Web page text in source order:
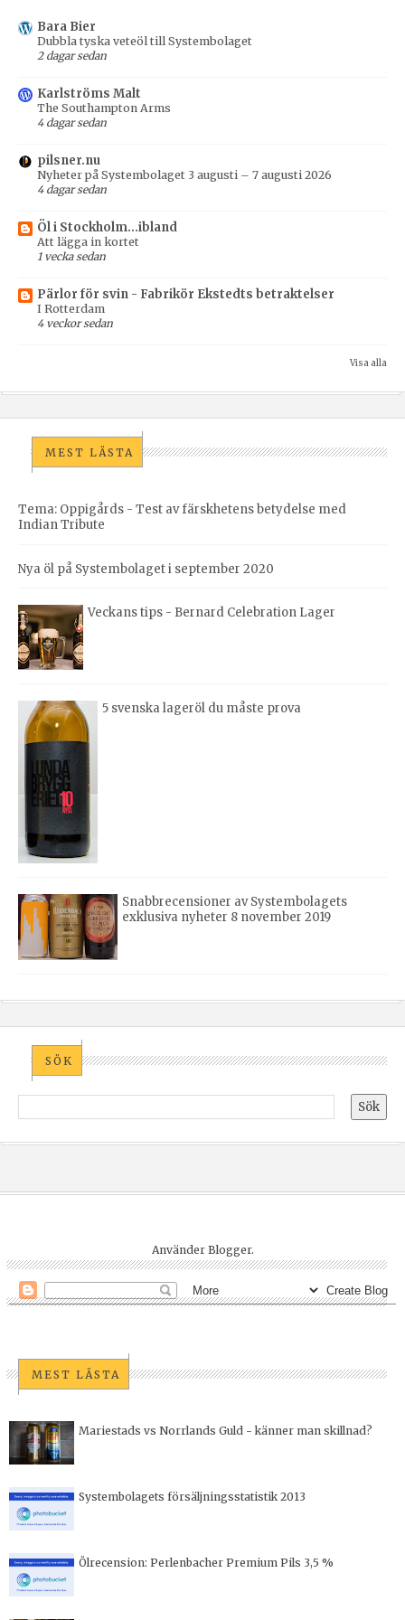
Bara Bier
Dubbla tyska veteöl till Systembolaget
2 dagar sedan
Karlströms Malt
The Southampton Arms
4 dagar sedan
pilsner.nu
Nyheter på Systembolaget 3 augusti – 7 augusti 2026
4 dagar sedan
Öl i Stockholm...ibland
Att lägga in kortet
1 vecka sedan
Pärlor för svin - Fabrikör Ekstedts betraktelser
I Rotterdam
4 veckor sedan
Visa alla
MEST LÄSTA
Tema: Oppigårds - Test av färskhetens betydelse med
Indian Tribute
Nya öl på Systembolaget i september 2020
Veckans tips - Bernard Celebration Lager
5 svenska lageröl du måste prova
Snabbrecensioner av Systembolagets
exklusiva nyheter 8 november 2019
SÖK
Använder Blogger.
MEST LÄSTA
Mariestads vs Norrlands Guld - känner man skillnad?
Systembolagets försäljningsstatistik 2013
Ölrecension: Perlenbacher Premium Pils 3,5 %